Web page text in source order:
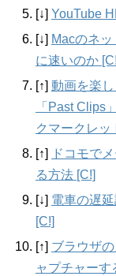
[↓] YouTube
[↓] Macのネ
に速いのか
[↑] 動画を楽
「Past Clips
クマークレッ
[↑]
ドコモで
る方法 [C!]
[↓] 電車の遅
[C!]
[↑] ブラウザ
ャプチャーす